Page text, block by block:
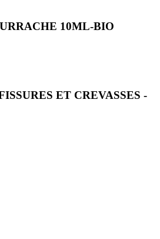
10ML-BIO
ET CREVASSES -